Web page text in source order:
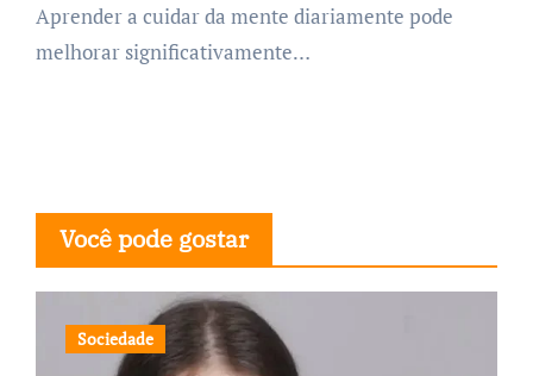
Aprender a cuidar da mente diariamente pode
melhorar significativamente…
Você pode gostar
Sociedade